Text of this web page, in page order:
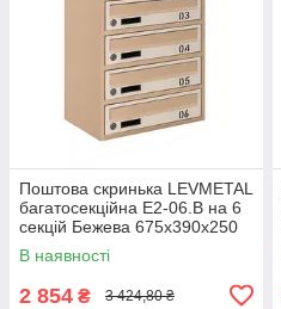
Поштова скринька LEVMETAL
багатосекційна Е2-06.B на 6
секцій Бежева 675x390x250
В наявності
2 854 ₴ 3 424,80 ₴